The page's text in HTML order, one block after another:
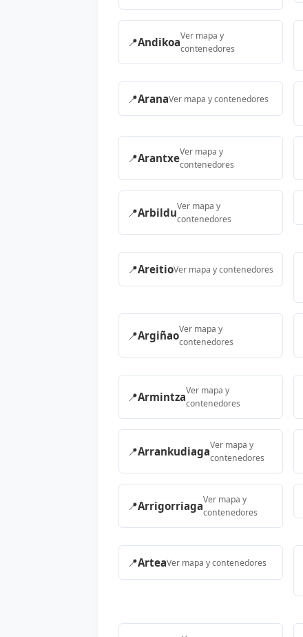
📍AndikoaVer mapa y
contenedores
📍AranaVer mapa y contenedores
📍ArantxeVer mapa y
contenedores
📍ArbilduVer mapa y
contenedores
📍AreitioVer mapa y contenedores
📍ArgiñaoVer mapa y
contenedores
📍ArmintzaVer mapa y
contenedores
📍ArrankudiagaVer mapa y
contenedores
📍ArrigorriagaVer mapa y
contenedores
📍ArteaVer mapa y contenedores